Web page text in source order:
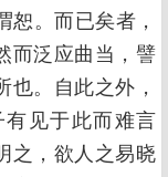
恕。而已矣者，
而泛应曲当，譬
也。自此之外，
有见于此而难言
之，欲人之易晓